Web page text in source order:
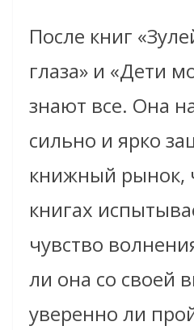
После книг
глаза» и «Дети
знают все. Она
сильно и ярко
книжный рынок,
книгах
чувство
ли она со своей
уверенно ли